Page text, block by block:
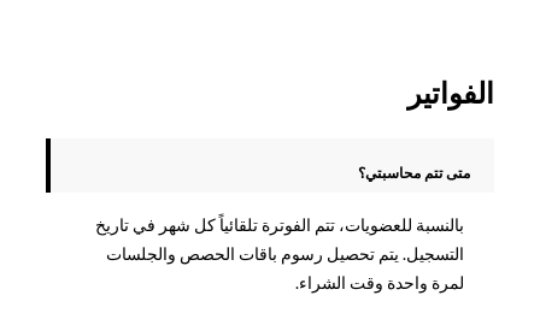
الفواتير
متى تتم محاسبتي؟
بالنسبة للعضويات، تتم الفوترة تلقائياً كل شهر في تاريخ
التسجيل. يتم تحصيل رسوم باقات الحصص والجلسات
لمرة واحدة وقت الشراء.